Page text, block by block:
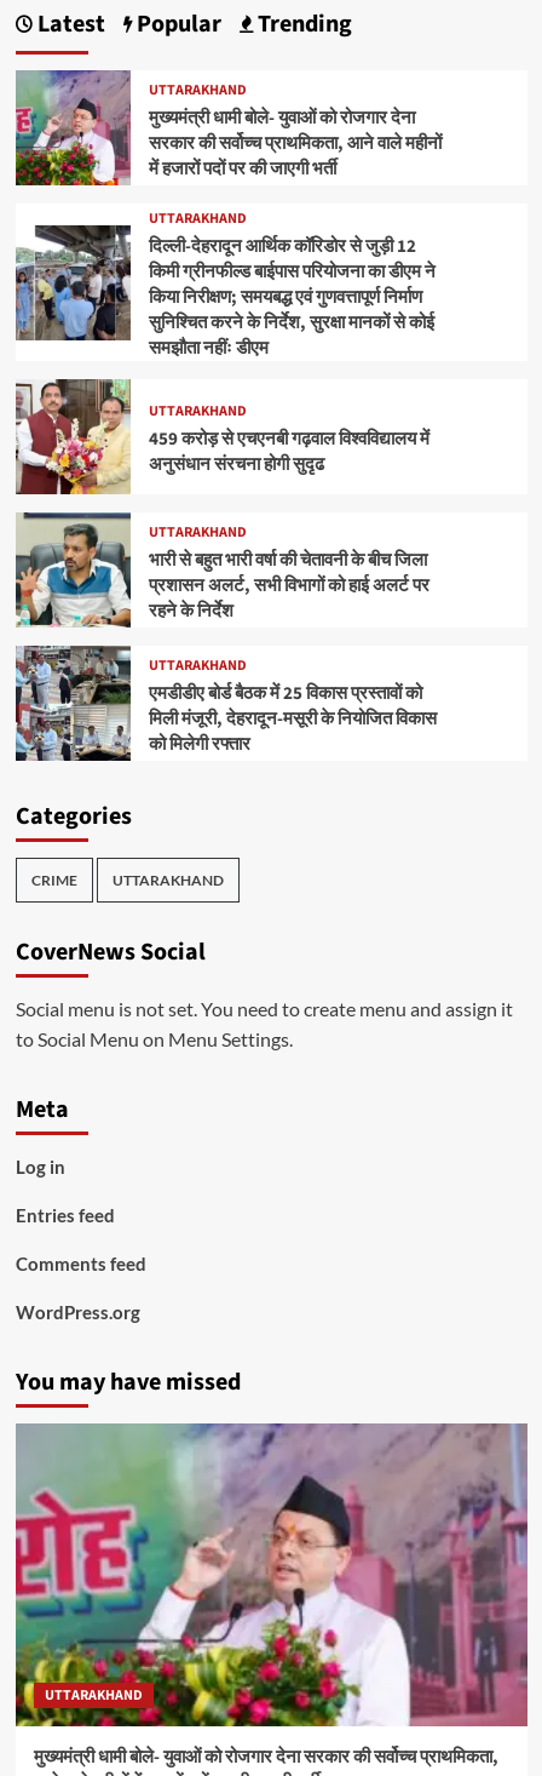
Latest Popular Trending
UTTARAKHAND
मुख्यमंत्री धामी बोले- युवाओं को रोजगार देना
सरकार की सर्वोच्च प्राथमिकता, आने वाले महीनों
में हजारों पदों पर की जाएगी भर्ती
UTTARAKHAND
दिल्ली-देहरादून आर्थिक कॉरिडोर से जुड़ी 12
किमी ग्रीनफील्ड बाईपास परियोजना का डीएम ने
किया निरीक्षण; समयबद्ध एवं गुणवत्तापूर्ण निर्माण
सुनिश्चित करने के निर्देश, सुरक्षा मानकों से कोई
समझौता नहींः डीएम
UTTARAKHAND
459 करोड़ से एचएनबी गढ़वाल विश्वविद्यालय में
अनुसंधान संरचना होगी सुदृढ
UTTARAKHAND
भारी से बहुत भारी वर्षा की चेतावनी के बीच जिला
प्रशासन अलर्ट, सभी विभागों को हाई अलर्ट पर
रहने के निर्देश
UTTARAKHAND
एमडीडीए बोर्ड बैठक में 25 विकास प्रस्तावों को
मिली मंजूरी, देहरादून-मसूरी के नियोजित विकास
को मिलेगी रफ्तार
Categories
CRIME UTTARAKHAND
CoverNews Social
Social menu is not set. You need to create menu and assign it
to Social Menu on Menu Settings.
Meta
Log in
Entries feed
Comments feed
WordPress.org
You may have missed
UTTARAKHAND
मुख्यमंत्री धामी बोले- युवाओं को रोजगार देना सरकार की सर्वोच्च प्राथमिकता,